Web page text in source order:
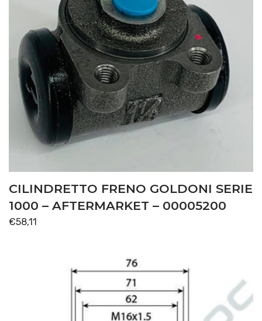
CILINDRETTO FRENO GOLDONI SERIE
1000 – AFTERMARKET – 00005200
€58,11